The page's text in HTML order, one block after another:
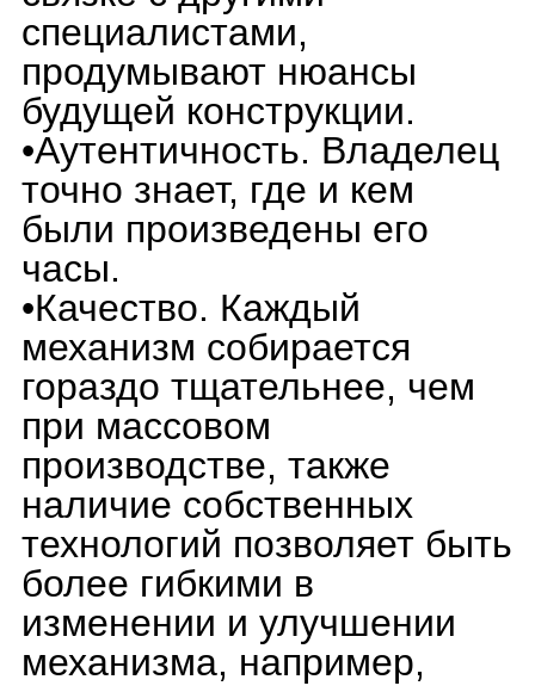
самостоятельно лишь
платину механизма и
несколько фирменных
мостов, но все остальные
составляющие заказывают
у сторонних подрядчиков.
При этом документация на
все узлы принадлежит
бренду, соответственно,
механизм официально
«мануфактурный».
Например, Максиммилиан
Бюссер, основатель MB&F,
не имеет своего ателье. И
на каждый новый проект
он набирает команду
«друзей» (Friends из
названия марки), которые
производят свою часть
работы. Ну и, конечно,
самый сложный вопрос
мануфактурной механики
— это главная деталь